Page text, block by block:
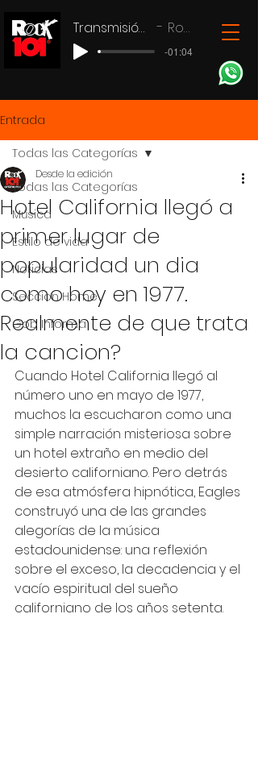
Transmisión en vivo Rock 101
-01:04
Entrada
Todas las Categorías
Música
Estilo de vida
Noticias
Seccion Home
Gob Informa
Todas las Categorías
Hotel California llegó a
primer lugar de
popularidad un dia
como hoy en 1977.
Realmente de que trata
la cancion?
Desde la edición
Cuando Hotel California llegó al
número uno en mayo de 1977,
muchos la escucharon como una
simple narración misteriosa sobre
un hotel extraño en medio del
desierto californiano. Pero detrás
de esa atmósfera hipnótica, Eagles
construyó una de las grandes
alegorías de la música
estadounidense: una reflexión
sobre el exceso, la decadencia y el
vacío espiritual del sueño
californiano de los años setenta.